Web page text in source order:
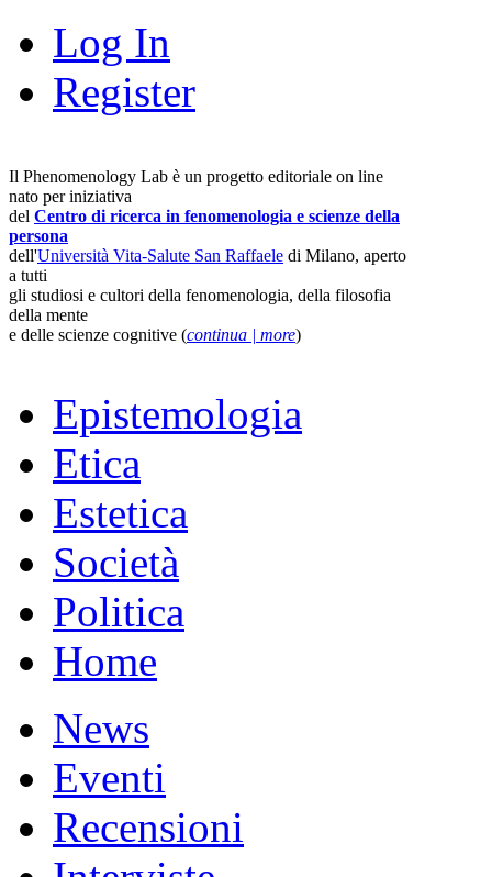
Log In
Register
Il Phenomenology Lab è un progetto editoriale on line
nato per iniziativa
del Centro di ricerca in fenomenologia e scienze della
persona
dell'Università Vita-Salute San Raffaele di Milano, aperto
a tutti
gli studiosi e cultori della fenomenologia, della filosofia
della mente
e delle scienze cognitive (continua | more)
Epistemologia
Etica
Estetica
Società
Politica
Home
News
Eventi
Recensioni